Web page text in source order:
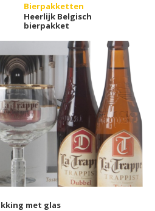
Bierpakketten
Heerlijk Belgisch
bierpakket
met glas